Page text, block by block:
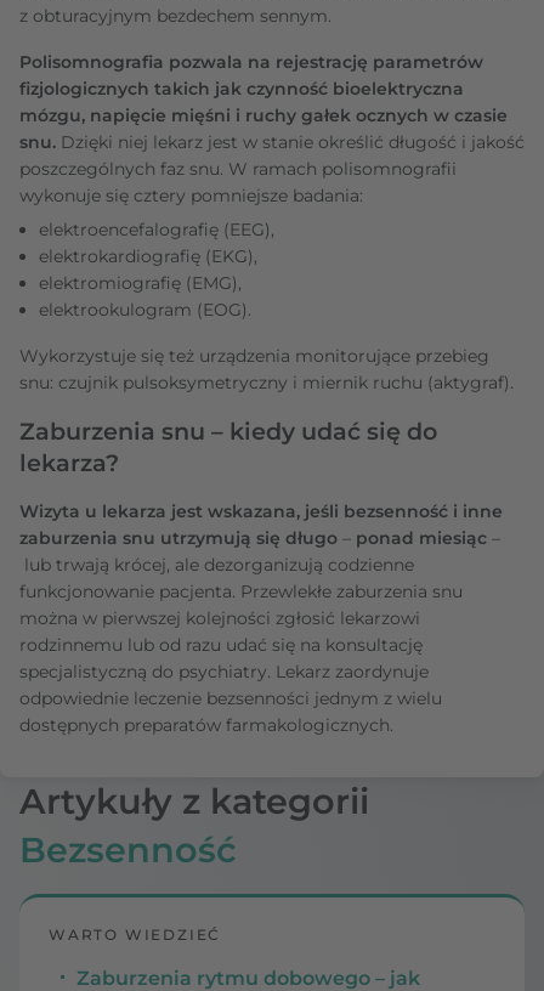
z obturacyjnym bezdechem sennym.
Polisomnografia pozwala na rejestrację parametrów
fizjologicznych takich jak czynność bioelektryczna
mózgu, napięcie mięśni i ruchy gałek ocznych w czasie
snu. Dzięki niej lekarz jest w stanie określić długość i jakość
poszczególnych faz snu. W ramach polisomnografii
wykonuje się cztery pomniejsze badania:
elektroencefalografię (EEG),
elektrokardiografię (EKG),
elektromiografię (EMG),
elektrookulogram (EOG).
Wykorzystuje się też urządzenia monitorujące przebieg
snu: czujnik pulsoksymetryczny i miernik ruchu (aktygraf).
Zaburzenia snu – kiedy udać się do
lekarza?
Wizyta u lekarza jest wskazana, jeśli bezsenność i inne
zaburzenia snu utrzymują się długo – ponad miesiąc –
lub trwają krócej, ale dezorganizują codzienne
funkcjonowanie pacjenta. Przewlekłe zaburzenia snu
można w pierwszej kolejności zgłosić lekarzowi
rodzinnemu lub od razu udać się na konsultację
specjalistyczną do psychiatry. Lekarz zaordynuje
odpowiednie leczenie bezsenności jednym z wielu
dostępnych preparatów farmakologicznych.
Artykuły z kategorii
Bezsenność
WARTO WIEDZIEĆ
Zaburzenia rytmu dobowego – jak